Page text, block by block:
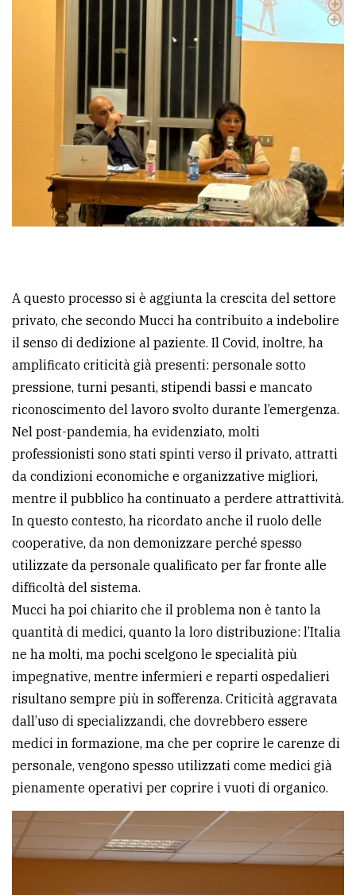
A questo processo si è aggiunta la crescita del settore
privato, che secondo Mucci ha contribuito a indebolire
il senso di dedizione al paziente. Il Covid, inoltre, ha
amplificato criticità già presenti: personale sotto
pressione, turni pesanti, stipendi bassi e mancato
riconoscimento del lavoro svolto durante l’emergenza.
Nel post-pandemia, ha evidenziato, molti
professionisti sono stati spinti verso il privato, attratti
da condizioni economiche e organizzative migliori,
mentre il pubblico ha continuato a perdere attrattività.
In questo contesto, ha ricordato anche il ruolo delle
cooperative, da non demonizzare perché spesso
utilizzate da personale qualificato per far fronte alle
difficoltà del sistema.
Mucci ha poi chiarito che il problema non è tanto la
quantità di medici, quanto la loro distribuzione: l’Italia
ne ha molti, ma pochi scelgono le specialità più
impegnative, mentre infermieri e reparti ospedalieri
risultano sempre più in sofferenza. Criticità aggravata
dall’uso di specializzandi, che dovrebbero essere
medici in formazione, ma che per coprire le carenze di
personale, vengono spesso utilizzati come medici già
pienamente operativi per coprire i vuoti di organico.